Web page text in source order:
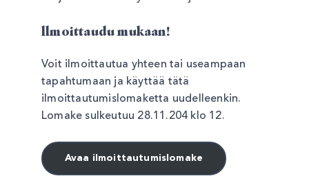
llmoittaudu mukaan!
Voit ilmoittautua yhteen tai useampaan
tapahtumaan ja käyttää tätä
ilmoittautumislomaketta uudelleenkin.
Lomake sulkeutuu 28.11.204 klo 12.
Avaa ilmoittautumislomake